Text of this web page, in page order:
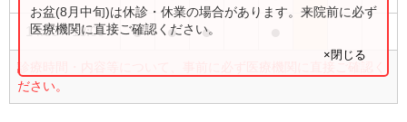
14:00〜18:00 ● ● ●
診療時間・内容等について、事前に必ず医療機関に直接ご確認く
ださい。
お盆(8月中旬)は休診・休業の場合があります。来院前に必ず
医療機関に直接ご確認ください。
×閉じる